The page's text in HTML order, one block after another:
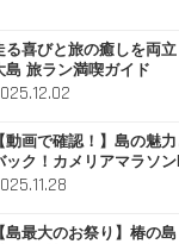
る喜びと旅の癒しを両
島 旅ラン満喫ガイド
【動画で確認！】島の魅
ック！カメリアマラソ
【島最大のお祭り】椿の